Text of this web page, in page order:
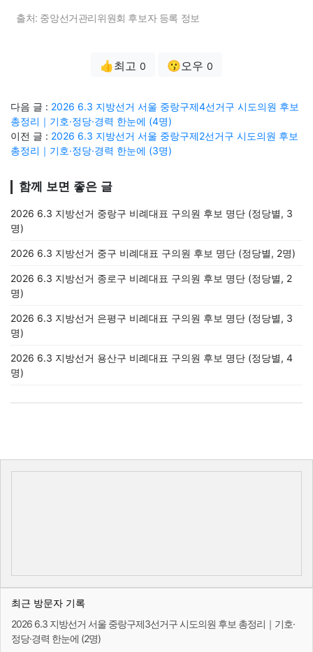
출처: 중앙선거관리위원회 후보자 등록 정보
👍최고 0 😗오우 0
다음 글 : 2026 6.3 지방선거 서울 중랑구제4선거구 시도의원 후보
총정리｜기호·정당·경력 한눈에 (4명)
이전 글 : 2026 6.3 지방선거 서울 중랑구제2선거구 시도의원 후보
총정리｜기호·정당·경력 한눈에 (3명)
함께 보면 좋은 글
2026 6.3 지방선거 중랑구 비례대표 구의원 후보 명단 (정당별, 3
명)
2026 6.3 지방선거 중구 비례대표 구의원 후보 명단 (정당별, 2명)
2026 6.3 지방선거 종로구 비례대표 구의원 후보 명단 (정당별, 2
명)
2026 6.3 지방선거 은평구 비례대표 구의원 후보 명단 (정당별, 3
명)
2026 6.3 지방선거 용산구 비례대표 구의원 후보 명단 (정당별, 4
명)
최근 방문자 기록
2026 6.3 지방선거 서울 중랑구제3선거구 시도의원 후보 총정리｜기호·
정당·경력 한눈에 (2명)